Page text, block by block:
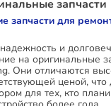
запчасти
запчасти для
и
на оригинальные
Они отличаются
ценой, что
для тех, кто